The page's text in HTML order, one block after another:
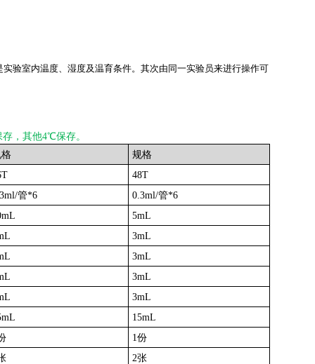
验室内温度、湿度及温育条件。其次由同一实验员来进行操作可
，其他4℃保存。
规格
48T
管*6
0.3ml/管*6
5mL
3mL
3mL
3mL
3mL
15mL
1份
2张